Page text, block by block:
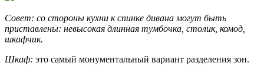
Совет: со стороны кухни к спинке дивана могут быть
приставлены: невысокая длинная тумбочка, столик, комод,
шкафчик.
Шкаф: это самый монументальный вариант разделения зон.